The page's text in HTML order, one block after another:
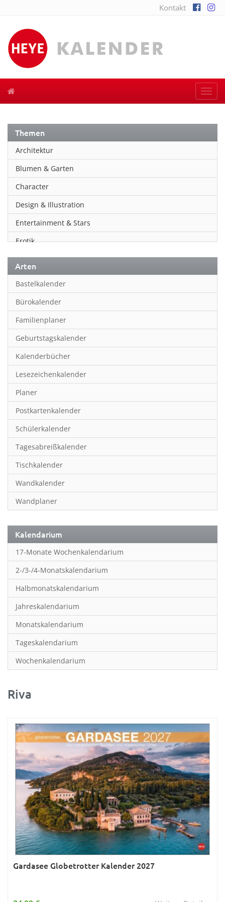
Kontakt
Themen
Architektur
Blumen & Garten
Character
Design & Illustration
Entertainment & Stars
Erotik
Essen & Trinken
Familienplaner
Fantasy
Film
Fotokunst
Frauen
Fußball
Geburtstagskalender
Hobby & Basteln
Humor & Cartoon
Inpiration & Entspannung
Inspiration & Entspannung
Inspiration & Spiritualität
Kinderkalender
Kunst
Länder & Städte
Landschaft & Natur
Lifestyle
Literatur
Manga & Animé
Neutrale Kalender
Partner- & Wandplaner
Planung & Organisation
Ratgeber
Reise
Sport
Sternzeichen & Mond
Tiere
Verkehr & Technik
Was ist was
Wissen & Allgemeinbildung
Young Adult
Arten
Bastelkalender
Bürokalender
Familienplaner
Geburtstagskalender
Kalenderbücher
Lesezeichenkalender
Planer
Postkartenkalender
Schülerkalender
Tagesabreißkalender
Tischkalender
Wandkalender
Wandplaner
Kalendarium
17-Monate Wochenkalendarium
2-/3-/4-Monatskalendarium
Halbmonatskalendarium
Jahreskalendarium
Monatskalendarium
Tageskalendarium
Wochenkalendarium
Riva
Gardasee Globetrotter Kalender 2027